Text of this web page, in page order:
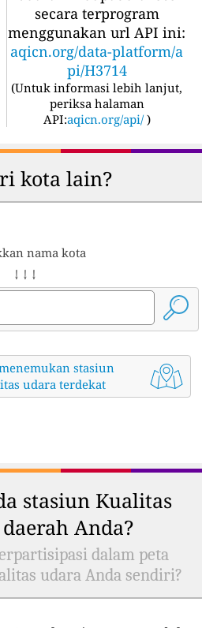
secara terprogram
menggunakan url API ini:
aqicn.org/data-platform/a
pi/H3714
(Untuk informasi lebih lanjut,
periksa halaman
API:aqicn.org/api/ )
kota lain?
nama kota
↓ ↓ ↓
stasiun
udara terdekat
stasiun Kualitas
Anda?
dalam peta
udara Anda sendiri?